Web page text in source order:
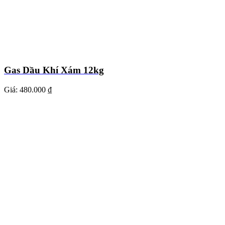
Gas Dầu Khí Xám 12kg
Giá: 480.000 ₫